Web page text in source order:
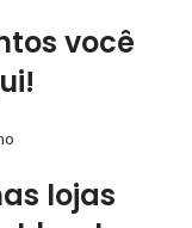
você
lojas